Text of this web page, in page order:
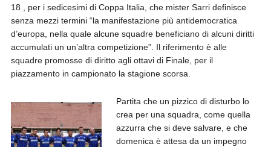
18 , per i sedicesimi di Coppa Italia, che mister Sarri definisce
senza mezzi termini “la manifestazione più antidemocratica
d’europa, nella quale alcune squadre beneficiano di alcuni diritti
accumulati un un’altra competizione”. Il riferimento è alle
squadre promosse di diritto agli ottavi di Finale, per il
piazzamento in campionato la stagione scorsa.
Partita che un pizzico di disturbo lo
crea per una squadra, come quella
azzurra che si deve salvare, e che
domenica è attesa da un impegno